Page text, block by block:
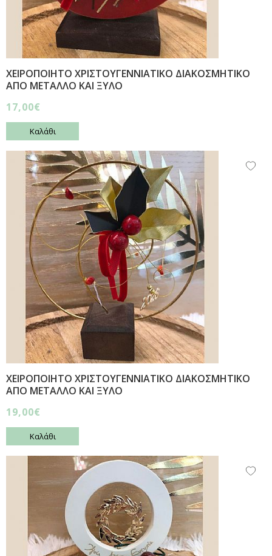
ΧΕΙΡΟΠΟΙΗΤΟ ΧΡΙΣΤΟΥΓΕΝΝΙΑΤΙΚΟ ΔΙΑΚΟΣΜΗΤΙΚΟ
ΑΠΟ ΜΕΤΑΛΛΟ ΚΑΙ ΞΥΛΟ
17,00€
Καλάθι
ΧΕΙΡΟΠΟΙΗΤΟ ΧΡΙΣΤΟΥΓΕΝΝΙΑΤΙΚΟ ΔΙΑΚΟΣΜΗΤΙΚΟ
ΑΠΟ ΜΕΤΑΛΛΟ ΚΑΙ ΞΥΛΟ
19,00€
Καλάθι